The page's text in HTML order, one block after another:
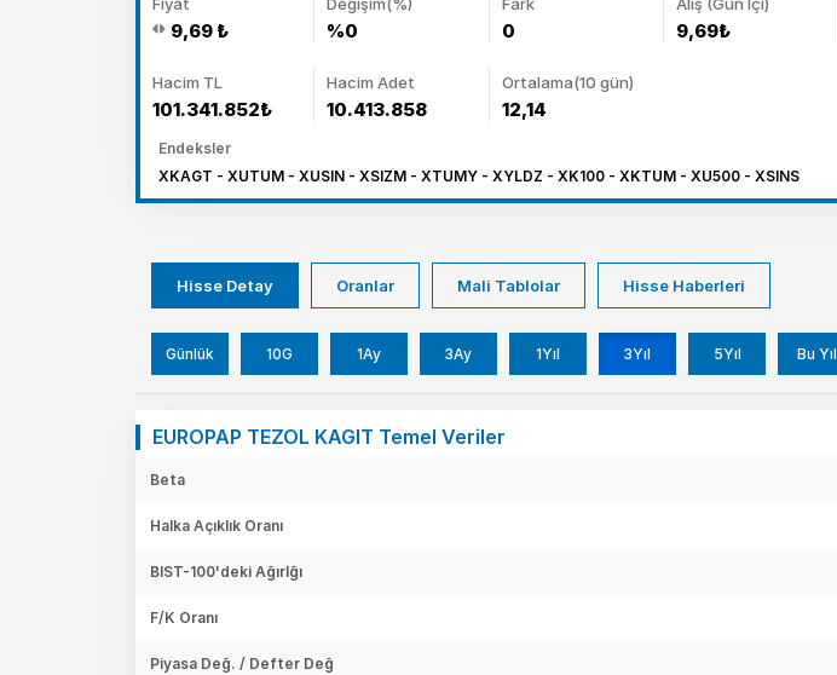
9,69 ₺ %0 0 9,69₺
Hacim TL
101.341.852₺
Hacim Adet
10.413.858
Ortalama(10 gün)
12,14
Endeksler
XKAGT - XUTUM - XUSIN - XSIZM - XTUMY - XYLDZ - XK100 - XKTUM - XU500 - XSINS
Hisse Detay Oranlar Mali Tablolar Hisse Haberleri
Günlük 10G 1Ay 3Ay 1Yıl 3Yıl 5Yıl Bu Yıl
EUROPAP TEZOL KAGIT Temel Veriler
Beta
Halka Açıklık Oranı
BIST-100'deki Ağırlğı
F/K Oranı
Piyasa Değ. / Defter Değ